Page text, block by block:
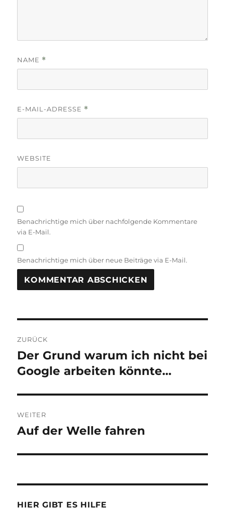
NAME *
E-MAIL-ADRESSE *
WEBSITE
Benachrichtige mich über nachfolgende Kommentare
via E-Mail.
Benachrichtige mich über neue Beiträge via E-Mail.
ZURÜCK
Vorheriger
Beitrag:
Der Grund warum ich nicht bei
Google arbeiten könnte…
WEITER
Nächster
Auf der Welle fahren
HIER GIBT ES HILFE